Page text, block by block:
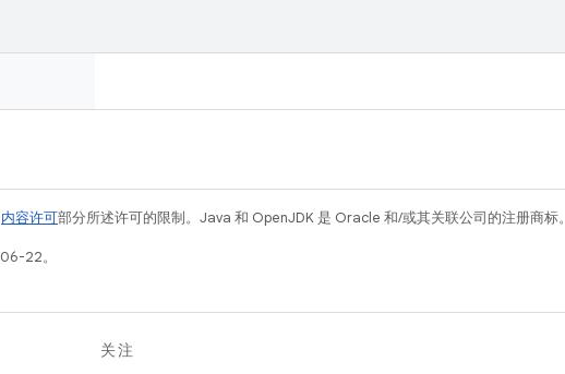
内容许可部分所述许可的限制。Java 和 OpenJDK 是 Oracle 和/或其关联公司的注册商标。
22。
关注